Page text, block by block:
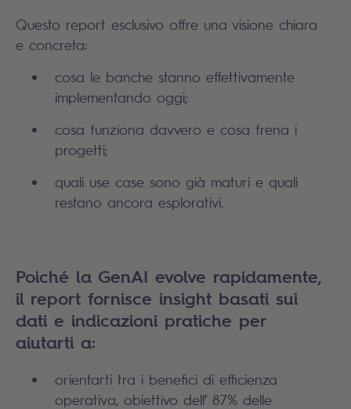
Questo report esclusivo offre una visione chiara
e concreta:
cosa le banche stanno effettivamente
implementando oggi;
cosa funziona davvero e cosa frena i
progetti;
quali use case sono già maturi e quali
restano ancora esplorativi.
Poiché la GenAI evolve rapidamente,
il report fornisce insight basati sui
dati e indicazioni pratiche per
aiutarti a:
orientarti tra i benefici di efficienza
operativa, obiettivo dell’ 87% delle